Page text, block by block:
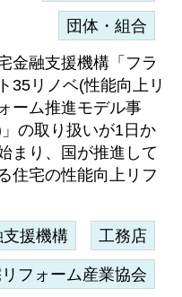
団体・組合
金融支援機構「フラ
35リノベ(性能向上リ
ーム推進モデル事
の取り扱いが1日か
まり、国が推進して
住宅の性能向上リフ
援機構 工務店
フォーム産業協会